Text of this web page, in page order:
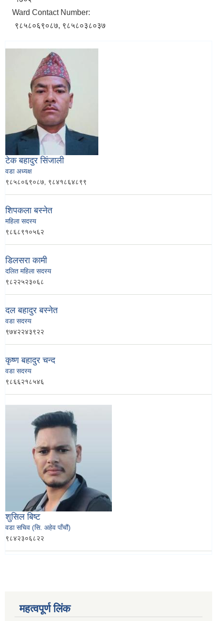
Ward Contact Number:
९८५८०६९०८७, ९८५८०३८०३७
टेक बहादुर सिंजाली
वडा अध्यक्ष
९८५८०६९०८७, ९८४१८६४८९९
शिपकला बस्नेत
महिला सदस्य
९८६८९१०५६२
डिलसरा कामी
दलित महिला सदस्य
९८२२५२३०६८
दल बहादुर बस्नेत
वडा सदस्य
९७४२२४३९२२
कृष्ण बहादुर चन्द
वडा सदस्य
९८६६२१८५४६
शुसिल बिष्ट
वडा सचिव (सि. अहेव पाँचौं)
९८४२३०६८२२
महत्वपूर्ण लिंक